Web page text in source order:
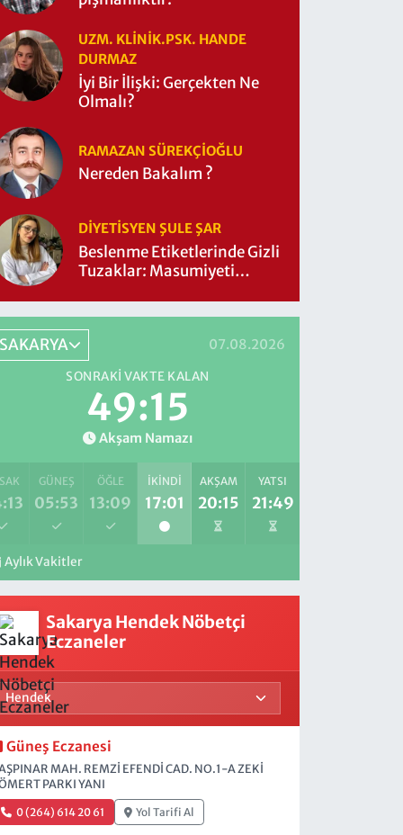
UZM. KLINIK.PSK. HANDE
DURMAZ
İyi Bir İlişki: Gerçekten Ne
Olmalı?
RAMAZAN SÜREKÇIOĞLU
Nereden Bakalım ?
DIYETISYEN ŞULE ŞAR
Beslenme Etiketlerinde Gizli
Tuzaklar: Masumiyeti
SAKARYA 07.08.2026
SONRAKI VAKTE KALAN
49:14
Akşam Namazı
GÜNEŞ
05:53
ÖĞLE
13:09
İKINDI
17:01
AKŞAM
20:15
YATSI
21:49
Aylık Vakitler
Sakarya Hendek Nöbetçi
Eczaneler
Güneş Eczanesi
MAH. REMZİ EFENDİ CAD. NO.1-A ZEKİ
PARKI YANI
0 (264) 614 20 61 Yol Tarifi Al